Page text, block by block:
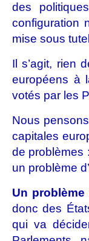
des
configuration
mise sous
Il s’agit, rien
européens à
votés par les
Nous
capitales
de problèmes
un problème
Un
donc des
qui va